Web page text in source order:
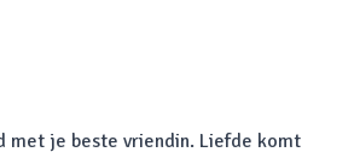
met je beste vriendin. Liefde komt